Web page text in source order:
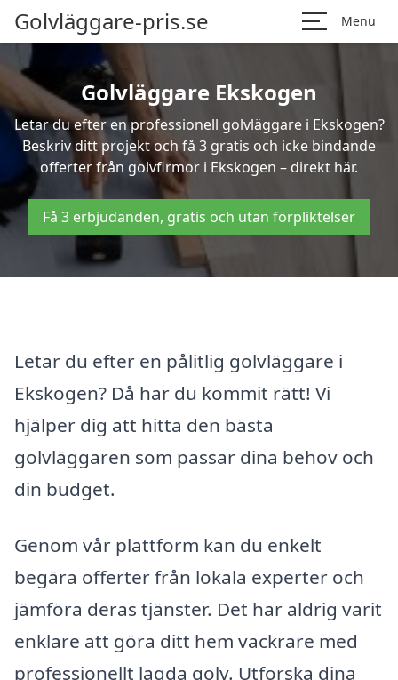
Golvläggare-pris.se Menu
Golvläggare Ekskogen
Letar du efter en professionell golvläggare i Ekskogen?
Beskriv ditt projekt och få 3 gratis och icke bindande
offerter från golvfirmor i Ekskogen – direkt här.
Få 3 erbjudanden, gratis och utan förpliktelser
Letar du efter en pålitlig golvläggare i
Ekskogen? Då har du kommit rätt! Vi
hjälper dig att hitta den bästa
golvläggaren som passar dina behov och
din budget.
Genom vår plattform kan du enkelt
begära offerter från lokala experter och
jämföra deras tjänster. Det har aldrig varit
enklare att göra ditt hem vackrare med
professionellt lagda golv. Utforska dina